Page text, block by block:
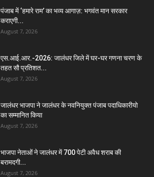
पंजाब में ‘हमारे राम’ का भव्य आगाज़: भगवंत मान सरकार
कराएगी...
August 7, 2026
एस.आई.आर.-2026: जालंधर जिले में घर-घर गणना चरण के
तहत सौ प्रतिशत...
August 7, 2026
जालंधर भाजपा ने जालंधर के नवनियुक्त पंजाब पदाधिकारीयो
का सम्मानित किया
August 7, 2026
भाजपा नेताओं ने जालंधर में 700 पेटी अवैध शराब की
बरामदगी...
August 7, 2026